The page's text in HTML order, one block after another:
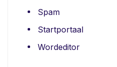
Spam
Startportaal
Wordeditor